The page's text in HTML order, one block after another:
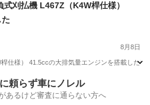
式刈払機 L467Z（K4W桿仕様）
8月8日
仕様） 41.5ccの大排気量エンジンを搭載した
頼らず車にノレル
あるけど審査に通らない方へ